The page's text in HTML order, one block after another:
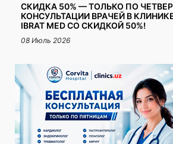
СКИДКА 50% — ТОЛЬКО ПО
КОНСУЛЬТАЦИИ ВРАЧЕЙ В
IBRAT MED СО СКИДКОЙ 50%!
08 Июль 2026